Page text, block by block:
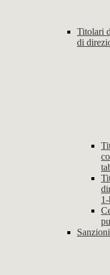
Titolari
di